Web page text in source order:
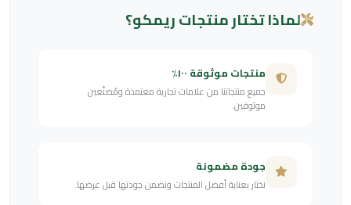
لماذا تختار منتجات ريمكو؟
منتجات موثوقة ١٠٠٪
جميع منتجاتنا من علامات تجارية معتمدة ومُصنّعين
موثوقين.
جودة مضمونة
نختار بعناية أفضل المنتجات ونضمن جودتها قبل عرضها.